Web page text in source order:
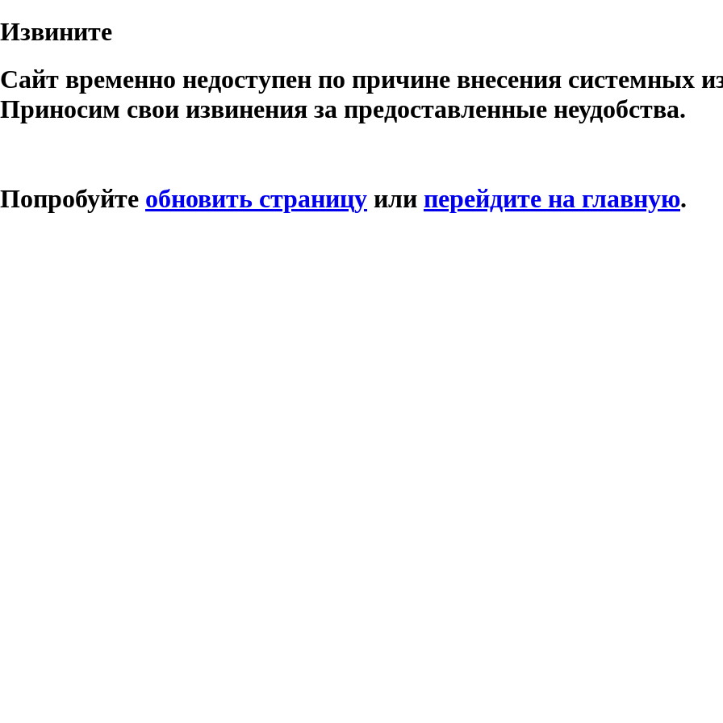
Извините
Сайт временно недоступен по причине внесения системных
Приносим свои извинения за предоставленные неудобства.
Попробуйте обновить страницу или перейдите на главную.